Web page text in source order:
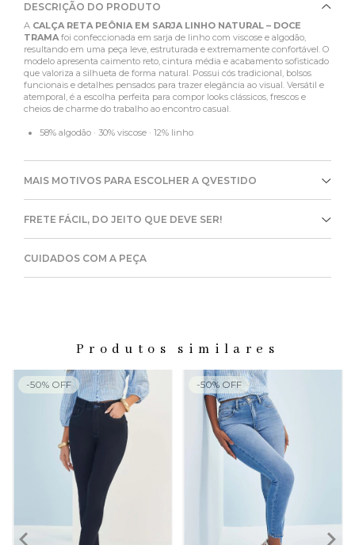
DESCRIÇÃO DO PRODUTO
A CALÇA RETA PEÔNIA EM SARJA LINHO NATURAL – DOCE
TRAMAfoi confeccionada em sarja de linho com viscose e algodão,
resultando em uma peça leve, estruturada e extremamente confortável. O
modelo apresenta caimento reto, cintura média e acabamento sofisticado
que valoriza a silhueta de forma natural. Possui cós tradicional, bolsos
funcionais e detalhes pensados para trazer elegância ao visual. Versátil e
atemporal, é a escolha perfeita para compor looks clássicos, frescos e
cheios de charme do trabalho ao encontro casual.
58% algodão · 30% viscose · 12% linho
MAIS MOTIVOS PARA ESCOLHER A QVESTIDO
FRETE FÁCIL, DO JEITO QUE DEVE SER!
CUIDADOS COM A PEÇA
Produtos similares
-50% OFF -50% OFF